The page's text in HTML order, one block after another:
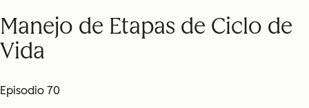
Manejo de Etapas de Ciclo de
Vida
Episodio 70